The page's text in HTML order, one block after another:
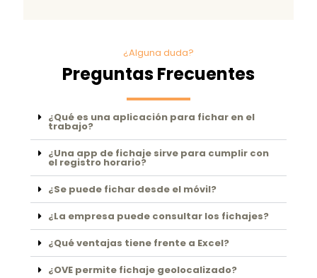
¿Alguna duda?
Preguntas Frecuentes
¿Qué es una aplicación para fichar en el
trabajo?
¿Una app de fichaje sirve para cumplir con
el registro horario?
¿Se puede fichar desde el móvil?
¿La empresa puede consultar los fichajes?
¿Qué ventajas tiene frente a Excel?
¿OVE permite fichaje geolocalizado?